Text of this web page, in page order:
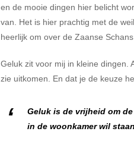
en de mooie dingen hier belicht
van. Het is hier prachtig met de
heerlijk om over de Zaanse
Geluk zit voor mij in kleine dingen.
zie uitkomen. En dat je de keuze
Geluk is de vrijheid om
in de woonkamer wil